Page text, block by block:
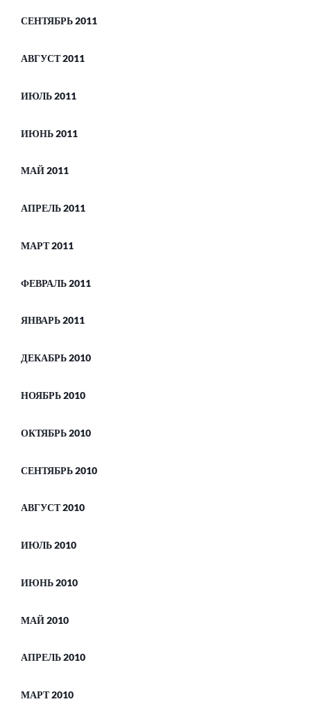
СЕНТЯБРЬ 2011
АВГУСТ 2011
ИЮЛЬ 2011
ИЮНЬ 2011
МАЙ 2011
АПРЕЛЬ 2011
МАРТ 2011
ФЕВРАЛЬ 2011
ЯНВАРЬ 2011
ДЕКАБРЬ 2010
НОЯБРЬ 2010
ОКТЯБРЬ 2010
СЕНТЯБРЬ 2010
АВГУСТ 2010
ИЮЛЬ 2010
ИЮНЬ 2010
МАЙ 2010
АПРЕЛЬ 2010
МАРТ 2010